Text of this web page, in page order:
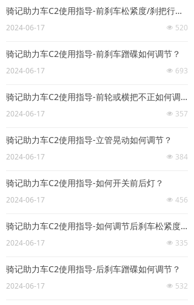
骑记助力车C2使用指导-前刹车松紧度/刹把行程如何调节？
넶 520
2024-06-17
骑记助力车C2使用指导-前刹车蹭碟如何调节？
넶 693
2024-06-17
骑记助力车C2使用指导-前轮或横把不正如何调节？
넶 357
2024-06-17
骑记助力车C2使用指导-立管晃动如何调节？
넶 384
2024-06-17
骑记助力车C2使用指导-如何开关前后灯？
넶 456
2024-06-17
骑记助力车C2使用指导-如何调节后刹车松紧度/刹把行程？
넶 335
2024-06-17
骑记助力车C2使用指导-后刹车蹭碟如何调节？
넶 532
2024-06-17